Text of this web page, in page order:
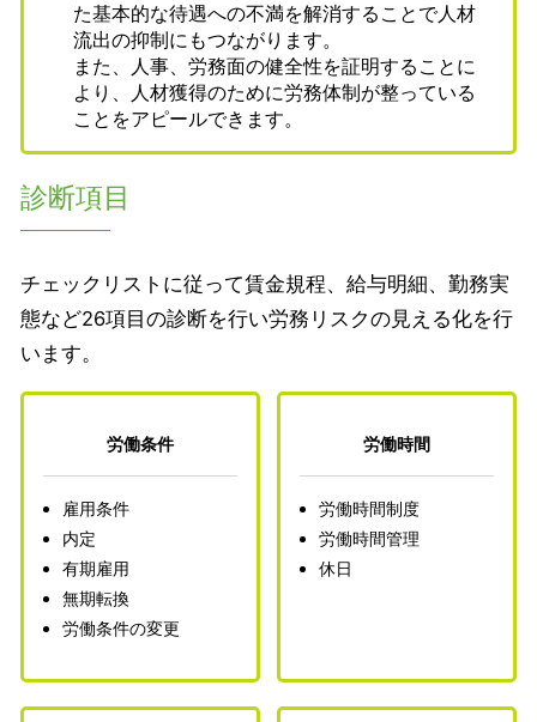
た基本的な待遇への不満を解消することで人材
流出の抑制にもつながります。
また、人事、労務面の健全性を証明することに
より、人材獲得のために労務体制が整っている
ことをアピールできます。
診断項目
チェックリストに従って賃金規程、給与明細、勤務実
態など26項目の診断を行い労務リスクの見える化を行
います。
労働条件
雇用条件
内定
有期雇用
無期転換
労働条件の変更
労働時間
労働時間制度
労働時間管理
休日